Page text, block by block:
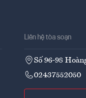
Liên hệ tòa soạn
Số 96-98
02437552050